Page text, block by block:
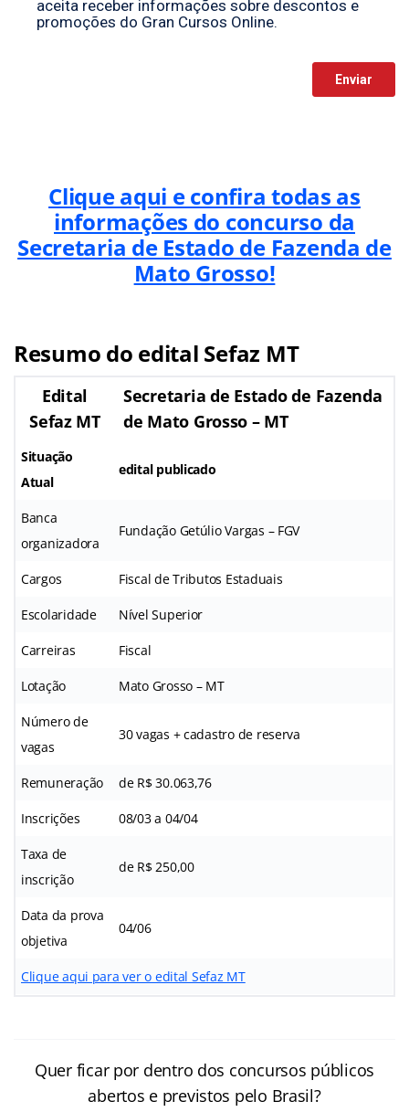
Clique aqui e confira todas as
informações do concurso da
Secretaria de Estado de Fazenda de
Mato Grosso!
Resumo do edital Sefaz MT
Edital
Sefaz MT
Secretaria de Estado de Fazenda
de Mato Grosso – MT
Situação
Atual
edital publicado
Banca
organizadora
Fundação Getúlio Vargas – FGV
Cargos Fiscal de Tributos Estaduais
Escolaridade Nível Superior
Carreiras Fiscal
Lotação Mato Grosso – MT
Número de
vagas
30 vagas + cadastro de reserva
Remuneração de R$ 30.063,76
Inscrições 08/03 a 04/04
Taxa de
inscrição
de R$ 250,00
Data da prova
objetiva
04/06
Clique aqui para ver o edital Sefaz MT
Quer ficar por dentro dos concursos públicos
abertos e previstos pelo Brasil?